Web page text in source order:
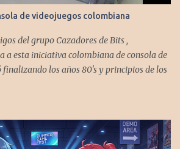
CronicasGoomba Si no estamos en tu
agregar con el código rss:
podcast/rss
de videojuegos colombiana
del grupo Cazadores de Bits ,
a esta iniciativa colombiana de consola de
finalizando los años 80's y principios de los